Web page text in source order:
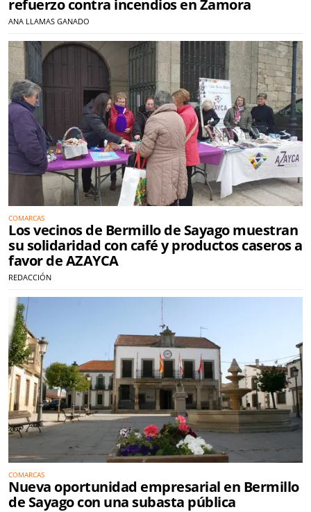
refuerzo contra incendios en Zamora
ANA LLAMAS GANADO
COMARCAS
Los vecinos de Bermillo de Sayago muestran
su solidaridad con café y productos caseros a
favor de AZAYCA
REDACCIÓN
COMARCAS
Nueva oportunidad empresarial en Bermillo
de Sayago con una subasta pública